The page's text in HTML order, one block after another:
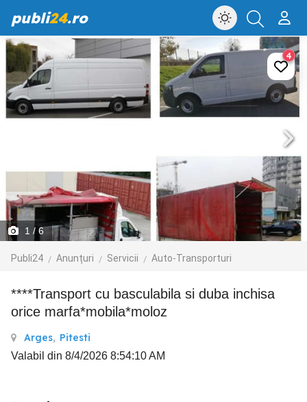
publi24.ro
1 / 6
Publi24 Anunțuri Servicii Auto-Transporturi
4
****transport cu basculabila si duba inchisa
orice marfa*mobila*moloz
Arges, Pitesti
Valabil din 8/4/2026 8:54:10 AM